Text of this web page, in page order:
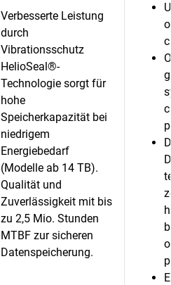
Verbesserte Leistung
durch
Vibrationsschutz
HelioSeal®-
Technologie sorgt für
hohe
Speicherkapazität bei
niedrigem
Energiebedarf
(Modelle ab 14 TB).
Qualität und
Zuverlässigkeit mit bis
zu 2,5 Mio. Stunden
MTBF zur sicheren
Datenspeicherung.